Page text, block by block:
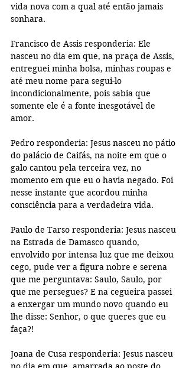
vida nova com a qual até então jamais
sonhara.
Francisco de Assis responderia: Ele
nasceu no dia em que, na praça de Assis,
entreguei minha bolsa, minhas roupas e
até meu nome para segui-lo
incondicionalmente, pois sabia que
somente ele é a fonte inesgotável de
amor.
Pedro responderia: Jesus nasceu no pátio
do palácio de Caifás, na noite em que o
galo cantou pela terceira vez, no
momento em que eu o havia negado. Foi
nesse instante que acordou minha
consciência para a verdadeira vida.
Paulo de Tarso responderia: Jesus nasceu
na Estrada de Damasco quando,
envolvido por intensa luz que me deixou
cego, pude ver a figura nobre e serena
que me perguntava: Saulo, Saulo, por
que me persegues? E na cegueira passei
a enxergar um mundo novo quando eu
lhe disse: Senhor, o que queres que eu
faça?!
Joana de Cusa responderia: Jesus nasceu